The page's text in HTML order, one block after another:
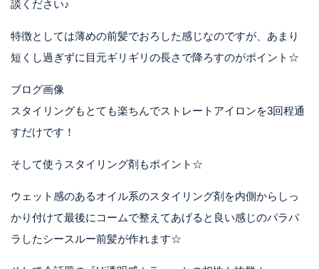
談ください♪
特徴としては薄めの前髪でおろした感じなのですが、あまり
短くし過ぎずに目元ギリギリの長さで降ろすのがポイント☆
ブログ画像
スタイリングもとても楽ちんでストレートアイロンを3回程通
すだけです！
そして使うスタイリング剤もポイント☆
ウェット感のあるオイル系のスタイリング剤を内側からしっ
かり付けて最後にコームで整えてあげると良い感じのパラパ
ラしたシースルー前髪が作れます☆